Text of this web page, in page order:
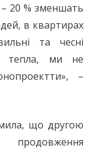
– 20 % зменшать
в квартирах
та чесні
тепла, ми не
–
що другою